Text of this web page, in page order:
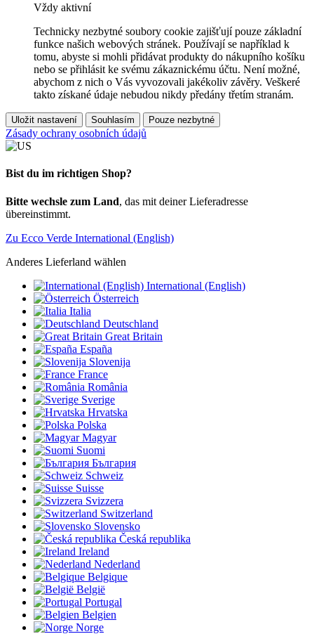
Vždy aktivní
Technicky nezbytné soubory cookie zajišťují pouze základní
funkce našich webových stránek. Používají se například k
tomu, abyste si mohli přidávat produkty do nákupního košíku
nebo se přihlásit ke svému zákaznickému účtu. Není možné,
abychom z nich o Vás vyvozovali jakékoliv závěry. Veškeré
takto získané údaje nebudou nikdy předány třetím stranám.
Uložit nastavení Souhlasím Pouze nezbytné
Zásady ochrany osobních údajů
Bist du im richtigen Shop?
Bitte wechsle zum Land, das mit deiner Lieferadresse
übereinstimmt.
Zu Ecco Verde International (English)
Anderes Lieferland wählen
International (English)
Österreich
Italia
Deutschland
Great Britain
España
Slovenija
France
România
Sverige
Hrvatska
Polska
Magyar
Suomi
България
Schweiz
Suisse
Svizzera
Switzerland
Slovensko
Česká republika
Ireland
Nederland
Belgique
België
Portugal
Belgien
Norge